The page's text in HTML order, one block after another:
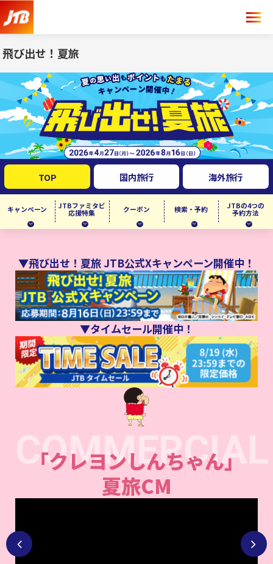
飛び出せ！夏旅
TOP 国内旅行 海外旅行
キャンペーン
JTBファミタビ
応援特集
クーポン 検索・予約
JTBの4つの
予約方法
▼飛び出せ！夏旅 JTB公式Xキャンペーン開催中！
▼タイムセール開催中！
COMMERCIAL
「クレヨンしんちゃん」
夏旅CM